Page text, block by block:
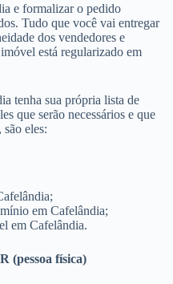
e formalizar o pedido
Tudo que você vai entregar
dos vendedores e
está regularizado em
tenha sua própria lista de
que serão necessários e que
eles:
em Cafelândia;
em Cafelândia.
(pessoa física)